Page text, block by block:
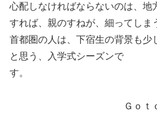
心配しなければならないのは、地
すれば、親のすねが、細ってしま
首都圏の人は、下宿生の背景も少
と思う、入学式シーズンで
す
Ｇｏｔ